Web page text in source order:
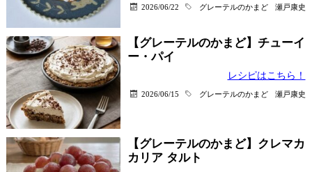
2026/06/22 グレーテルのかまど 瀬戸康史
【グレーテルのかまど】チューイ
ー・パイ
レシピはこちら！
2026/06/15 グレーテルのかまど 瀬戸康史
【グレーテルのかまど】クレマカ
カリア タルト